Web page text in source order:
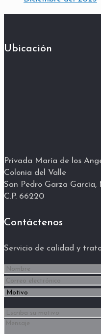
Ubicación
Privada María de los
Colonia del Valle
San Pedro Garza García,
C.P. 66220
Contáctenos
Servicio de calidad y